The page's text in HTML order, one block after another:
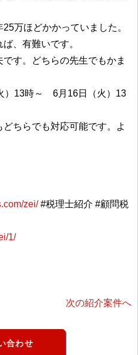
万ほどかかっていました。
、有難いです。
す。どちらの先生でもかま
）13時～ 6月16日（火）13
ちらでも対応可能です。よ
zei/#税理士紹介 #顧問税
1/
次の紹介案件へ
合わせ